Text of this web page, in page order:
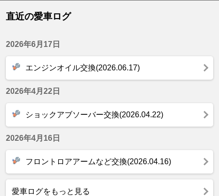
直近の愛車ログ
2026年6月17日
エンジンオイル交換(2026.06.17)
2026年4月22日
ショックアブソーバー交換(2026.04.22)
2026年4月16日
フロントロアアームなど交換(2026.04.16)
愛車ログをもっと見る